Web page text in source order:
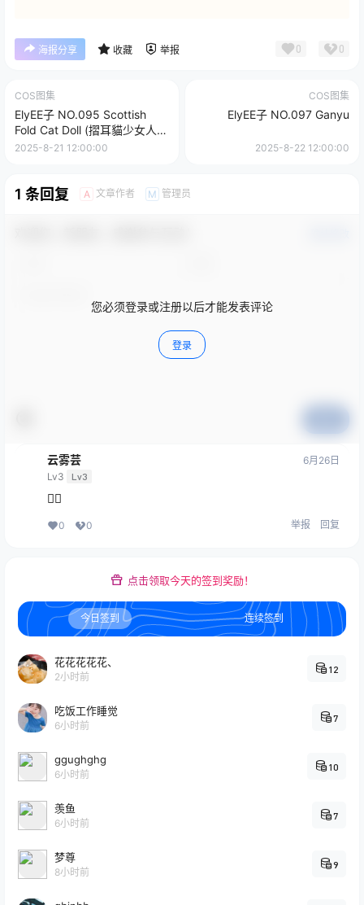
海报分享 收藏 举报 0 0
COS图集
ElyEE子 NO.095 Scottish
Fold Cat Doll (摺耳貓少女人
形)
2025-8-21 12:00:00
COS图集
ElyEE子 NO.097 Ganyu
2025-8-22 12:00:00
1 条回复 A 文章作者 M 管理员
您必须登录或注册以后才能发表评论
登录
云雾芸
Lv3 Lv3
6月26日
👍🏻
0 0 举报 回复
点击领取今天的签到奖励！
今日签到 连续签到
花花花花花、
2小时前
12
吃饭工作睡觉
6小时前
7
ggughghg
6小时前
10
羡鱼
6小时前
7
梦尊
8小时前
9